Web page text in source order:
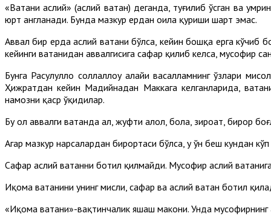
«Ватани аслий» (аслий ватан) деганда, туғилиб ўсган ва
юрт англанади. Бунда мазкур ердан оила қуриши шарт эмас.
Аввал бир ерда аслий ватани бўлса, кейин бошқа ерга кўчиб
кейинги ватанидан аввалгисига сафар қилиб келса, мусофир
Бунга Расулуллоҳ соллаллоҳу алайҳи васалламнинг ўзлари
Ҳижратдан кейин Мадийнадан Маккага келганларида,
намозни қаср ўқидилар.
Бу ҳол аввалги ватанда аҳл, жуфти ҳалол, бола, зироат, бирор
Агар мазкур нарсалардан бирортаси бўлса, у ўн беш кундан
Сафар аслий ватанни ботил қилмайди. Мусофир аслий
Иқома ватанини унинг мисли, сафар ва аслий ватан ботил
«Иқома ватани»-вақтинчалик яшаш макони. Унда мусофирнинг